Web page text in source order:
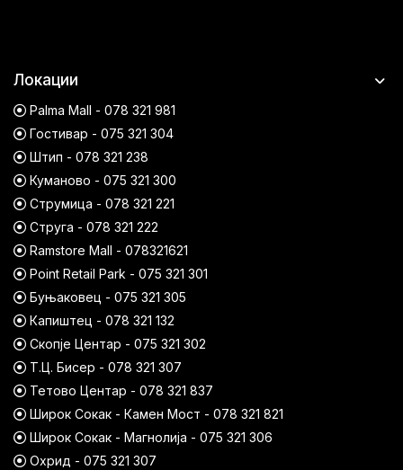
Локации
Palma Mall - 078 321 981
Гостивар - 075 321 304
Штип - 078 321 238
Куманово - 075 321 300
Струмица - 078 321 221
Струга - 078 321 222
Ramstore Mall - 078321621
Point Retail Park - 075 321 301
Буњаковец - 075 321 305
Капиштец - 078 321 132
Скопје Центар - 075 321 302
Т.Ц. Бисер - 078 321 307
Тетово Центар - 078 321 837
Широк Сокак - Камен Мост - 078 321 821
Широк Сокак - Магнолија - 075 321 306
Охрид - 075 321 307